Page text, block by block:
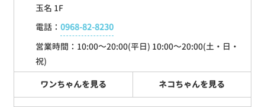
玉名 1F
電話：0968-82-8230
営業時間：10:00～20:00(平日) 10:00～20:00(土・日・
祝)
ワンちゃんを見る ネコちゃんを見る